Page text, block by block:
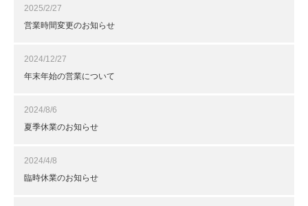
2025/2/27
営業時間変更のお知らせ
2024/12/27
年末年始の営業について
2024/8/6
夏季休業のお知らせ
2024/4/8
臨時休業のお知らせ